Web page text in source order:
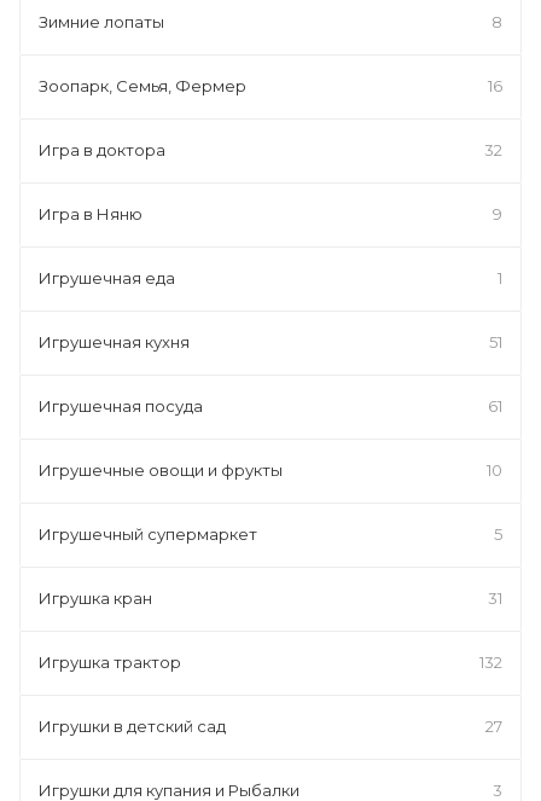
Зимние лопаты 8
Зоопарк, Семья, Фермер 16
Игра в доктора 32
Игра в Няню 9
Игрушечная еда 1
Игрушечная кухня 51
Игрушечная посуда 61
Игрушечные овощи и фрукты 10
Игрушечный супермаркет 5
Игрушка кран 31
Игрушка трактор 132
Игрушки в детский сад 27
Игрушки для купания и Рыбалки 3